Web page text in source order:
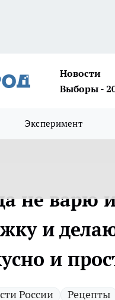
Новости
Выборы -
Эксперимент
не варю
и
и
России Рецепты